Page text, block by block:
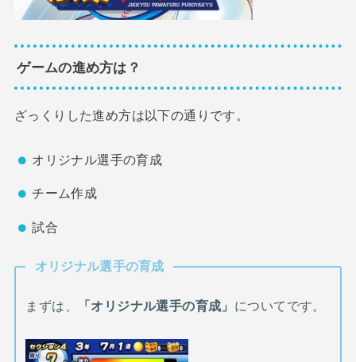
ゲームの進め方は？
ざっくりした進め方は以下の通りです。
オリジナル選手の育成
チーム作成
試合
オリジナル選手の育成
まずは、 「オリジナル選手の育成」 についてです。